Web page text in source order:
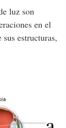
luz son
en el
estructuras,